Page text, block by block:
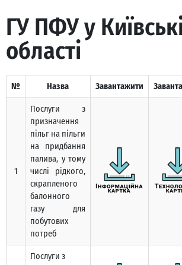
ГУ ПФУ у
області
№ Назва Завантажити
1
Послуги з
призначення
пільг на пільги
на придбання
палива, у тому
числі рідкого,
скрапленого
балонного
газу для
побутових
потреб
Послуги з